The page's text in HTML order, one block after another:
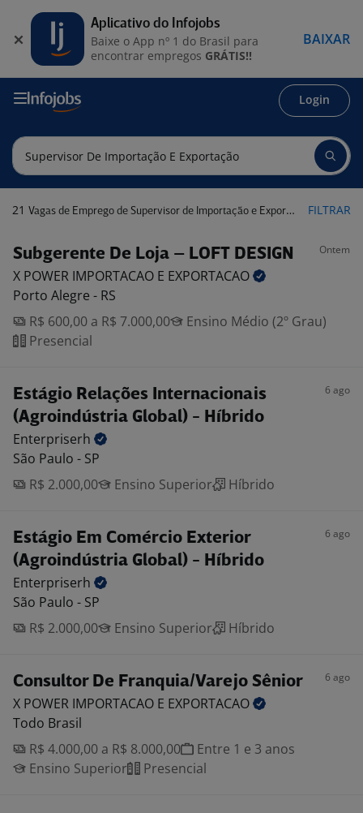
Login
21 Vagas de Emprego de Supervisor de Importação e Exportação FILTRAR
Subgerente De Loja – LOFT DESIGN Ontem
X POWER IMPORTACAO E EXPORTACAO
Porto Alegre - RS
R$ 600,00 a R$ 7.000,00
Ensino Médio (2º Grau)
Presencial
Estágio Relações Internacionais
(Agroindústria Global) - Híbrido
6 ago
Enterpriserh
São Paulo - SP
R$ 2.000,00
Ensino Superior Híbrido
Estágio Em Comércio Exterior
(Agroindústria Global) - Híbrido
6 ago
Enterpriserh
São Paulo - SP
R$ 2.000,00
Ensino Superior Híbrido
Consultor De Franquia/Varejo Sênior 6 ago
X POWER IMPORTACAO E EXPORTACAO
Todo Brasil
R$ 4.000,00 a R$ 8.000,00
Entre 1 e 3 anos
Ensino Superior
Presencial
Aplicativo do Infojobs
Baixe o App nº 1 do Brasil para
encontrar empregos GRÁTIS!!
BAIXAR